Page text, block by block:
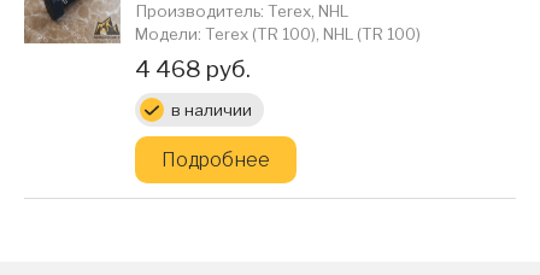
Производитель: Terex, NHL
Модели: Terex (TR 100), NHL (TR 100)
Цена:
4 468 руб.
в наличии
Подробнее